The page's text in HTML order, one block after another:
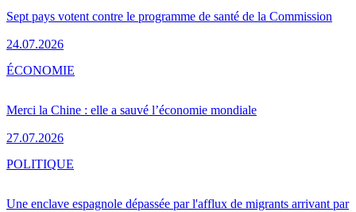
Sept pays votent contre le programme de santé de la Commission
24.07.2026
Merci la Chine : elle a sauvé l’économie mondiale
27.07.2026
ÉCONOMIE
Une enclave espagnole dépassée par l'afflux de migrants arrivant par
POLITIQUE